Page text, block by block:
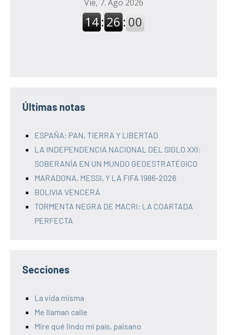
Últimas notas
ESPAÑA: PAN, TIERRA Y LIBERTAD
LA INDEPENDENCIA NACIONAL DEL SIGLO XXI:
SOBERANÍA EN UN MUNDO GEOESTRATÉGICO
MARADONA, MESSI, Y LA FIFA 1986-2026
BOLIVIA VENCERÁ
TORMENTA NEGRA DE MACRI: LA COARTADA
PERFECTA
Secciones
La vida misma
Me llaman calle
Mire qué lindo mi país, paisano